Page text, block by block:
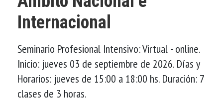
Internacional
Seminario Profesional Intensivo: Virtual - online.
Inicio: jueves 03 de septiembre de 2026. Días y
Horarios: jueves de 15:00 a 18:00 hs. Duración: 7
clases de 3 horas.